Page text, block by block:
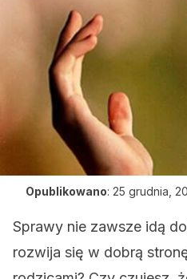
Opublikowano: 25 grudnia,
Sprawy nie zawsze idą
rozwija się w dobrą